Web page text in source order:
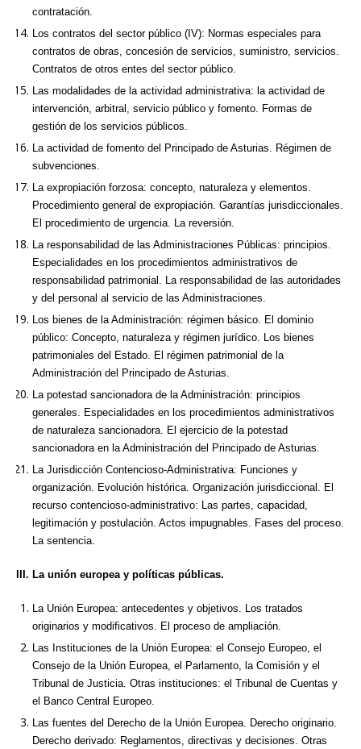
contratación.
Los contratos del sector público (IV): Normas especiales para
contratos de obras, concesión de servicios, suministro, servicios.
Contratos de otros entes del sector público.
Las modalidades de la actividad administrativa: la actividad de
intervención, arbitral, servicio público y fomento. Formas de
gestión de los servicios públicos.
La actividad de fomento del Principado de Asturias. Régimen de
subvenciones.
La expropiación forzosa: concepto, naturaleza y elementos.
Procedimiento general de expropiación. Garantías jurisdiccionales.
El procedimiento de urgencia. La reversión.
La responsabilidad de las Administraciones Públicas: principios.
Especialidades en los procedimientos administrativos de
responsabilidad patrimonial. La responsabilidad de las autoridades
y del personal al servicio de las Administraciones.
Los bienes de la Administración: régimen básico. El dominio
público: Concepto, naturaleza y régimen jurídico. Los bienes
patrimoniales del Estado. El régimen patrimonial de la
Administración del Principado de Asturias.
La potestad sancionadora de la Administración: principios
generales. Especialidades en los procedimientos administrativos
de naturaleza sancionadora. El ejercicio de la potestad
sancionadora en la Administración del Principado de Asturias.
La Jurisdicción Contencioso-Administrativa: Funciones y
organización. Evolución histórica. Organización jurisdiccional. El
recurso contencioso-administrativo: Las partes, capacidad,
legitimación y postulación. Actos impugnables. Fases del proceso.
La sentencia.
III. La unión europea y políticas públicas.
La Unión Europea: antecedentes y objetivos. Los tratados
originarios y modificativos. El proceso de ampliación.
Las Instituciones de la Unión Europea: el Consejo Europeo, el
Consejo de la Unión Europea, el Parlamento, la Comisión y el
Tribunal de Justicia. Otras instituciones: el Tribunal de Cuentas y
el Banco Central Europeo.
Las fuentes del Derecho de la Unión Europea. Derecho originario.
Derecho derivado: Reglamentos, directivas y decisiones. Otras